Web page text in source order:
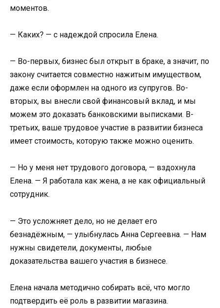
моментов.
— Каких? — с надеждой спросила Елена.
— Во-первых, бизнес был открыт в браке, а значит, по
закону считается совместно нажитым имуществом,
даже если оформлен на одного из супругов. Во-
вторых, вы внесли свой финансовый вклад, и мы
можем это доказать банковскими выписками. В-
третьих, ваше трудовое участие в развитии бизнеса
имеет стоимость, которую также можно оценить.
— Но у меня нет трудового договора, — вздохнула
Елена. — Я работала как жена, а не как официальный
сотрудник.
— Это усложняет дело, но не делает его
безнадёжным, — улыбнулась Анна Сергеевна. — Нам
нужны свидетели, документы, любые
доказательства вашего участия в бизнесе.
Елена начала методично собирать всё, что могло
подтвердить её роль в развитии магазина.